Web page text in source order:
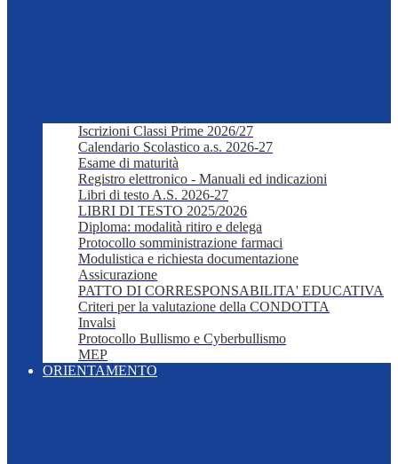
Iscrizioni Classi Prime 2026/27
Calendario Scolastico a.s. 2026-27
Esame di maturità
Registro elettronico - Manuali ed indicazioni
Libri di testo A.S. 2026-27
LIBRI DI TESTO 2025/2026
Diploma: modalità ritiro e delega
Protocollo somministrazione farmaci
Modulistica e richiesta documentazione
Assicurazione
PATTO DI CORRESPONSABILITA' EDUCATIVA
Criteri per la valutazione della CONDOTTA
Invalsi
Protocollo Bullismo e Cyberbullismo
MEP
ORIENTAMENTO